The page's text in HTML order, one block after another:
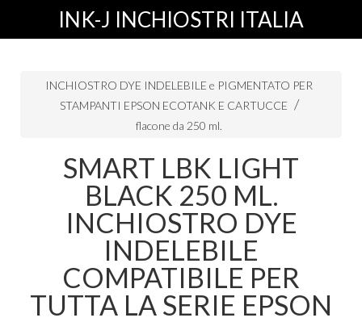
INK-J INCHIOSTRI ITALIA
INCHIOSTRO DYE INDELEBILE e PIGMENTATO PER
STAMPANTI EPSON ECOTANK E CARTUCCE
flacone da 250 ml.
SMART LBK LIGHT
BLACK 250 ML.
INCHIOSTRO DYE
INDELEBILE
COMPATIBILE PER
TUTTA LA SERIE EPSON